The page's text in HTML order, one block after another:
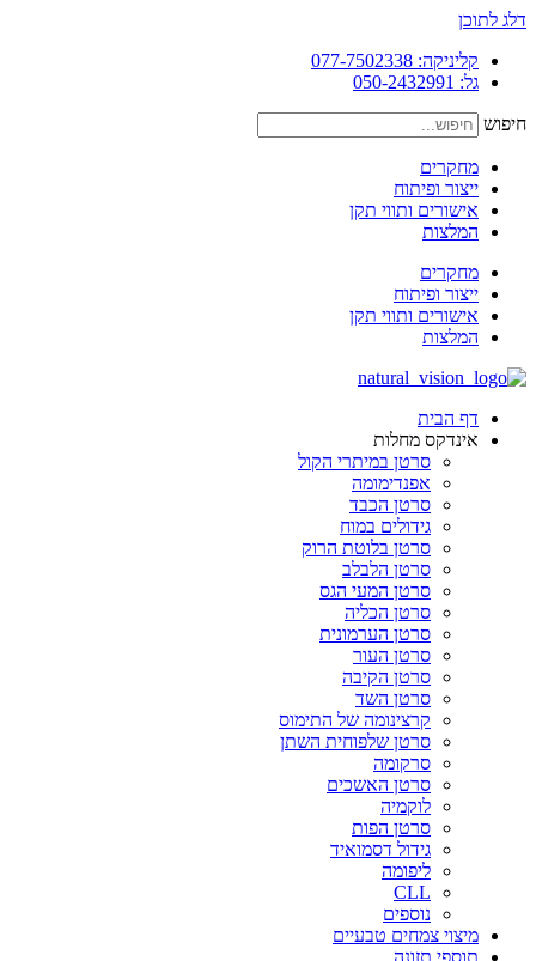
דלג לתוכן
קליניקה: 077-7502338
גל: 050-2432991
חיפוש
מחקרים
ייצור ופיתוח
אישורים ותווי תקן
המלצות
מחקרים
ייצור ופיתוח
אישורים ותווי תקן
המלצות
דף הבית
אינדקס מחלות
סרטן במיתרי הקול
אפנדימומה
סרטן הכבד
גידולים במוח
סרטן בלוטת הרוק
סרטן הלבלב
סרטן המעי הגס
סרטן הכליה
סרטן הערמונית
סרטן העור
סרטן הקיבה
סרטן השד
קרצינומה של התימוס
סרטן שלפוחית השתן
סרקומה
סרטן האשכים
לוקמיה
סרטן הפות
גידול דסמואיד
ליפומה
CLL
נוספים
מיצוי צמחים טבעיים
תוספי תזונה